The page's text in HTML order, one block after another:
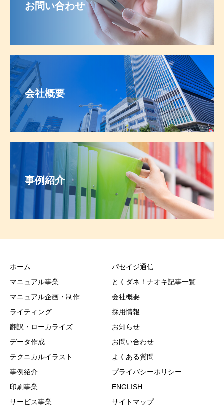
お問い合わせ
会社概要
事例紹介
ホーム
マニュアル事業
マニュアル企画・制作
ライティング
翻訳・ローカライズ
データ作成
テクニカルイラスト
事例紹介
印刷事業
サービス事業
パセイジ通信
とくダネ！ナオキ記事一覧
会社概要
採用情報
お知らせ
お問い合わせ
よくある質問
プライバシーポリシー
ENGLISH
サイトマップ